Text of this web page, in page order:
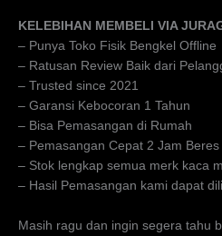
KELEBIHAN MEMBELI VIA
– Punya Toko Fisik Bengkel Offline
– Ratusan Review Baik dari
– Trusted since 2021
– Garansi Kebocoran 1 Tahun
– Bisa Pemasangan di Rumah
– Pemasangan Cepat 2 Jam Beres
– Stok lengkap semua merk kaca
– Hasil Pemasangan kami dapat
Masih ragu dan ingin segera tahu